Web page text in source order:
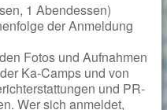
1 Abendessen)
der Anmeldung
Fotos und Aufnahmen
Ka-Camps und von
und PR-
Wer sich anmeldet,